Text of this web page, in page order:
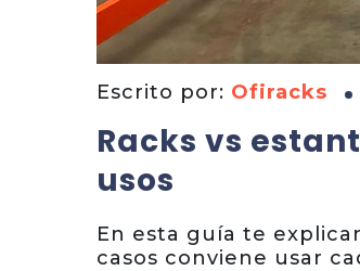
Escrito por: Ofiracks
Racks vs
usos
En esta guía te
casos conviene usar